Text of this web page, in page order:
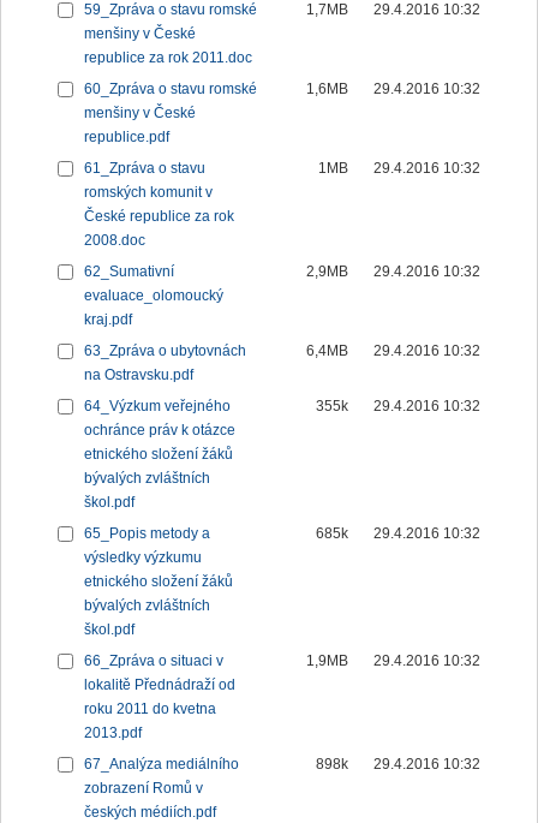
59_Zpráva o stavu romské
menšiny v České
republice za rok 2011.doc
1,7MB 29.4.2016 10:32
60_Zpráva o stavu romské
menšiny v České
republice.pdf
1,6MB 29.4.2016 10:32
61_Zpráva o stavu
romských komunit v
České republice za rok
2008.doc
1MB 29.4.2016 10:32
62_Sumativní
evaluace_olomoucký
kraj.pdf
2,9MB 29.4.2016 10:32
63_Zpráva o ubytovnách
na Ostravsku.pdf
6,4MB 29.4.2016 10:32
64_Výzkum veřejného
ochránce práv k otázce
etnického složení žáků
bývalých zvláštních
škol.pdf
355k 29.4.2016 10:32
65_Popis metody a
výsledky výzkumu
etnického složení žáků
bývalých zvláštních
škol.pdf
685k 29.4.2016 10:32
66_Zpráva o situaci v
lokalitě Přednádraží od
roku 2011 do kvetna
2013.pdf
1,9MB 29.4.2016 10:32
67_Analýza mediálního
zobrazení Romů v
českých médiích.pdf
898k 29.4.2016 10:32